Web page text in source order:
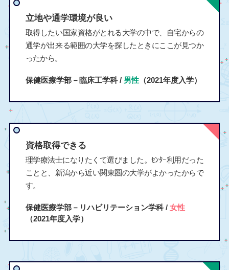
立地や通学環境が良い
取得したい国家資格がとれる大学の中で、自宅からの
通学が出来る範囲の大学を探したときにここが見つか
ったから。
保健医療学部－臨床工学科 / 男性（2021年度入学）
資格取得できる
理学療法士になりたくて選びました。ｾﾝﾀｰ利用だった
ことと、新潟から近い関東圏の大学がよかったからで
す。
保健医療学部－リハビリテーション学科 / 女性
（2021年度入学）